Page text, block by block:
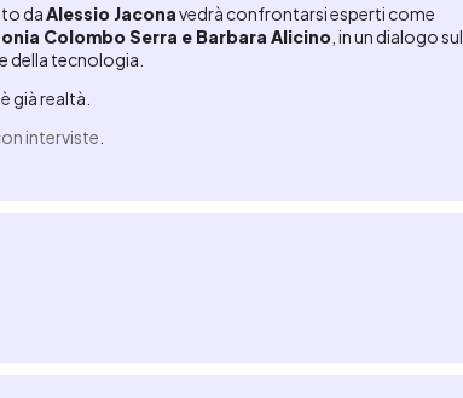
daAlessio Jaconavedrà confrontarsi esperti come
Colombo Serra e Barbara Alicino , in un dialogo sul
della tecnologia.
già realtà.
interviste